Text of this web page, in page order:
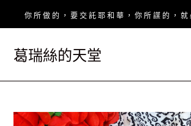
你 所 做 的 ， 要 交 託 耶 和 華 ， 你 所 謀 的 ，
葛瑞絲的天堂